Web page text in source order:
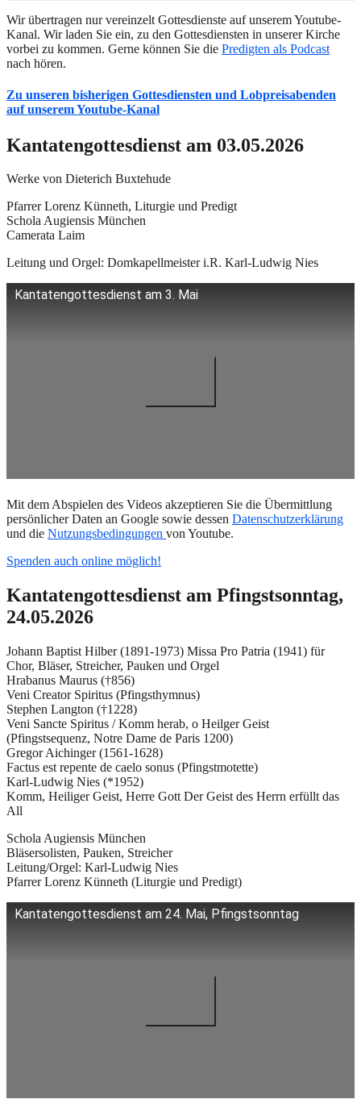
Wir übertragen nur vereinzelt Gottesdienste auf unserem Youtube-
Kanal. Wir laden Sie ein, zu den Gottesdiensten in unserer Kirche
vorbei zu kommen. Gerne können Sie die Predigten als Podcast
nach hören.
Zu unseren bisherigen Gottesdiensten und Lobpreisabenden
auf unserem Youtube-Kanal
Kantatengottesdienst am 03.05.2026
Werke von Dieterich Buxtehude
Pfarrer Lorenz Künneth, Liturgie und Predigt
Schola Augiensis München
Camerata Laim
Leitung und Orgel: Domkapellmeister i.R. Karl-Ludwig Nies
Kantatengottesdienst am 3. Mai
Mit dem Abspielen des Videos akzeptieren Sie die Übermittlung
persönlicher Daten an Google sowie dessen Datenschutzerklärung
und die Nutzungsbedingungen von Youtube.
Spenden auch online möglich!
Kantatengottesdienst am Pfingstsonntag,
24.05.2026
Johann Baptist Hilber (1891-1973) Missa Pro Patria (1941) für
Chor, Bläser, Streicher, Pauken und Orgel
Hrabanus Maurus (†856)
Veni Creator Spiritus (Pfingsthymnus)
Stephen Langton (†1228)
Veni Sancte Spiritus / Komm herab, o Heilger Geist
(Pfingstsequenz, Notre Dame de Paris 1200)
Gregor Aichinger (1561-1628)
Factus est repente de caelo sonus (Pfingstmotette)
Karl-Ludwig Nies (*1952)
Komm, Heiliger Geist, Herre Gott Der Geist des Herrn erfüllt das
All
Schola Augiensis München
Bläsersolisten, Pauken, Streicher
Leitung/Orgel: Karl-Ludwig Nies
Pfarrer Lorenz Künneth (Liturgie und Predigt)
Kantatengottesdienst am 24. Mai, Pfingstsonntag